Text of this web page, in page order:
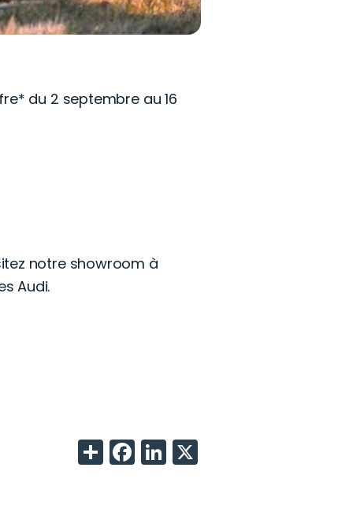
du 2 septembre au 16
notre showroom à
Audi.
ShareFacebook
LinkedIn